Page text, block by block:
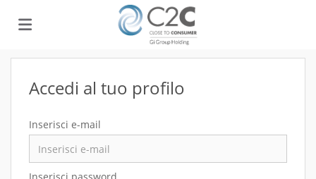
Offerte
di
Carica
Accedi al tuo profilo
Inserisci e-mail